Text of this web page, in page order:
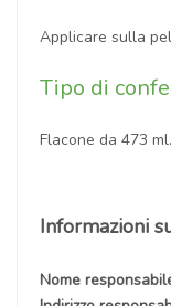
Applicare sulla
Tipo di
Flacone da 473 ml.
Informazioni
Nome